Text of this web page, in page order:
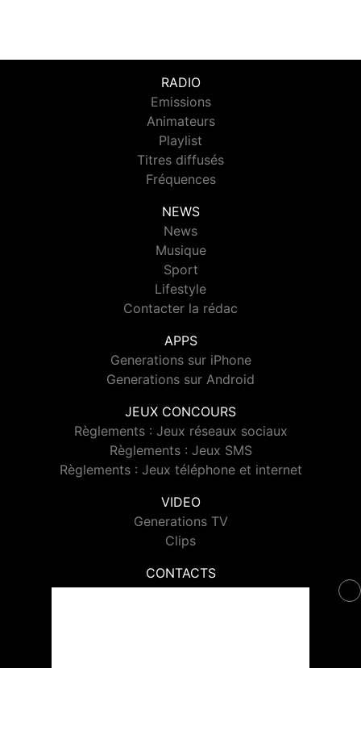
RADIO
Emissions
Animateurs
Playlist
Titres diffusés
Fréquences
NEWS
News
Musique
Sport
Lifestyle
Contacter la rédac
APPS
Generations sur iPhone
Generations sur Android
JEUX CONCOURS
Règlements : Jeux réseaux sociaux
Règlements : Jeux SMS
Règlements : Jeux téléphone et internet
VIDEO
Generations TV
Clips
CONTACTS
Contacter Generations